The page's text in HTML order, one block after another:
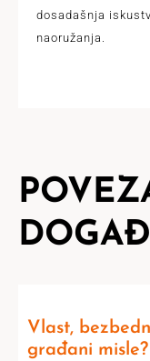
dosadašnja
naoružanja.
Vlast,
građani misle?